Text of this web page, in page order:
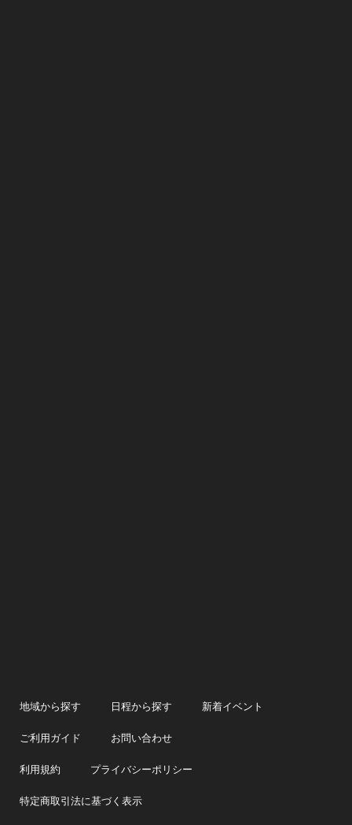
地域から探す 日程から探す 新着イベント
ご利用ガイド お問い合わせ
利用規約 プライバシーポリシー
特定商取引法に基づく表示